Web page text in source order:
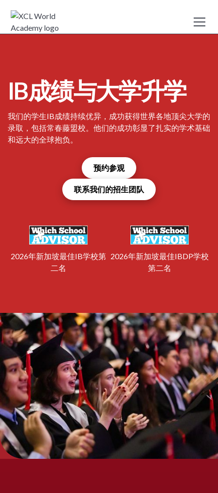
IB成绩与大学升学
我们的学生IB成绩持续优异，成功获得世界各地顶尖大学的
录取，包括常春藤盟校。‍他们的成功彰显了扎实的学术基础
和远大的全球抱负。
预约参观
联系我们的招生团队
2026年新加坡最佳IB学校第
二名
2026年新加坡最佳IBDP学校
第二名